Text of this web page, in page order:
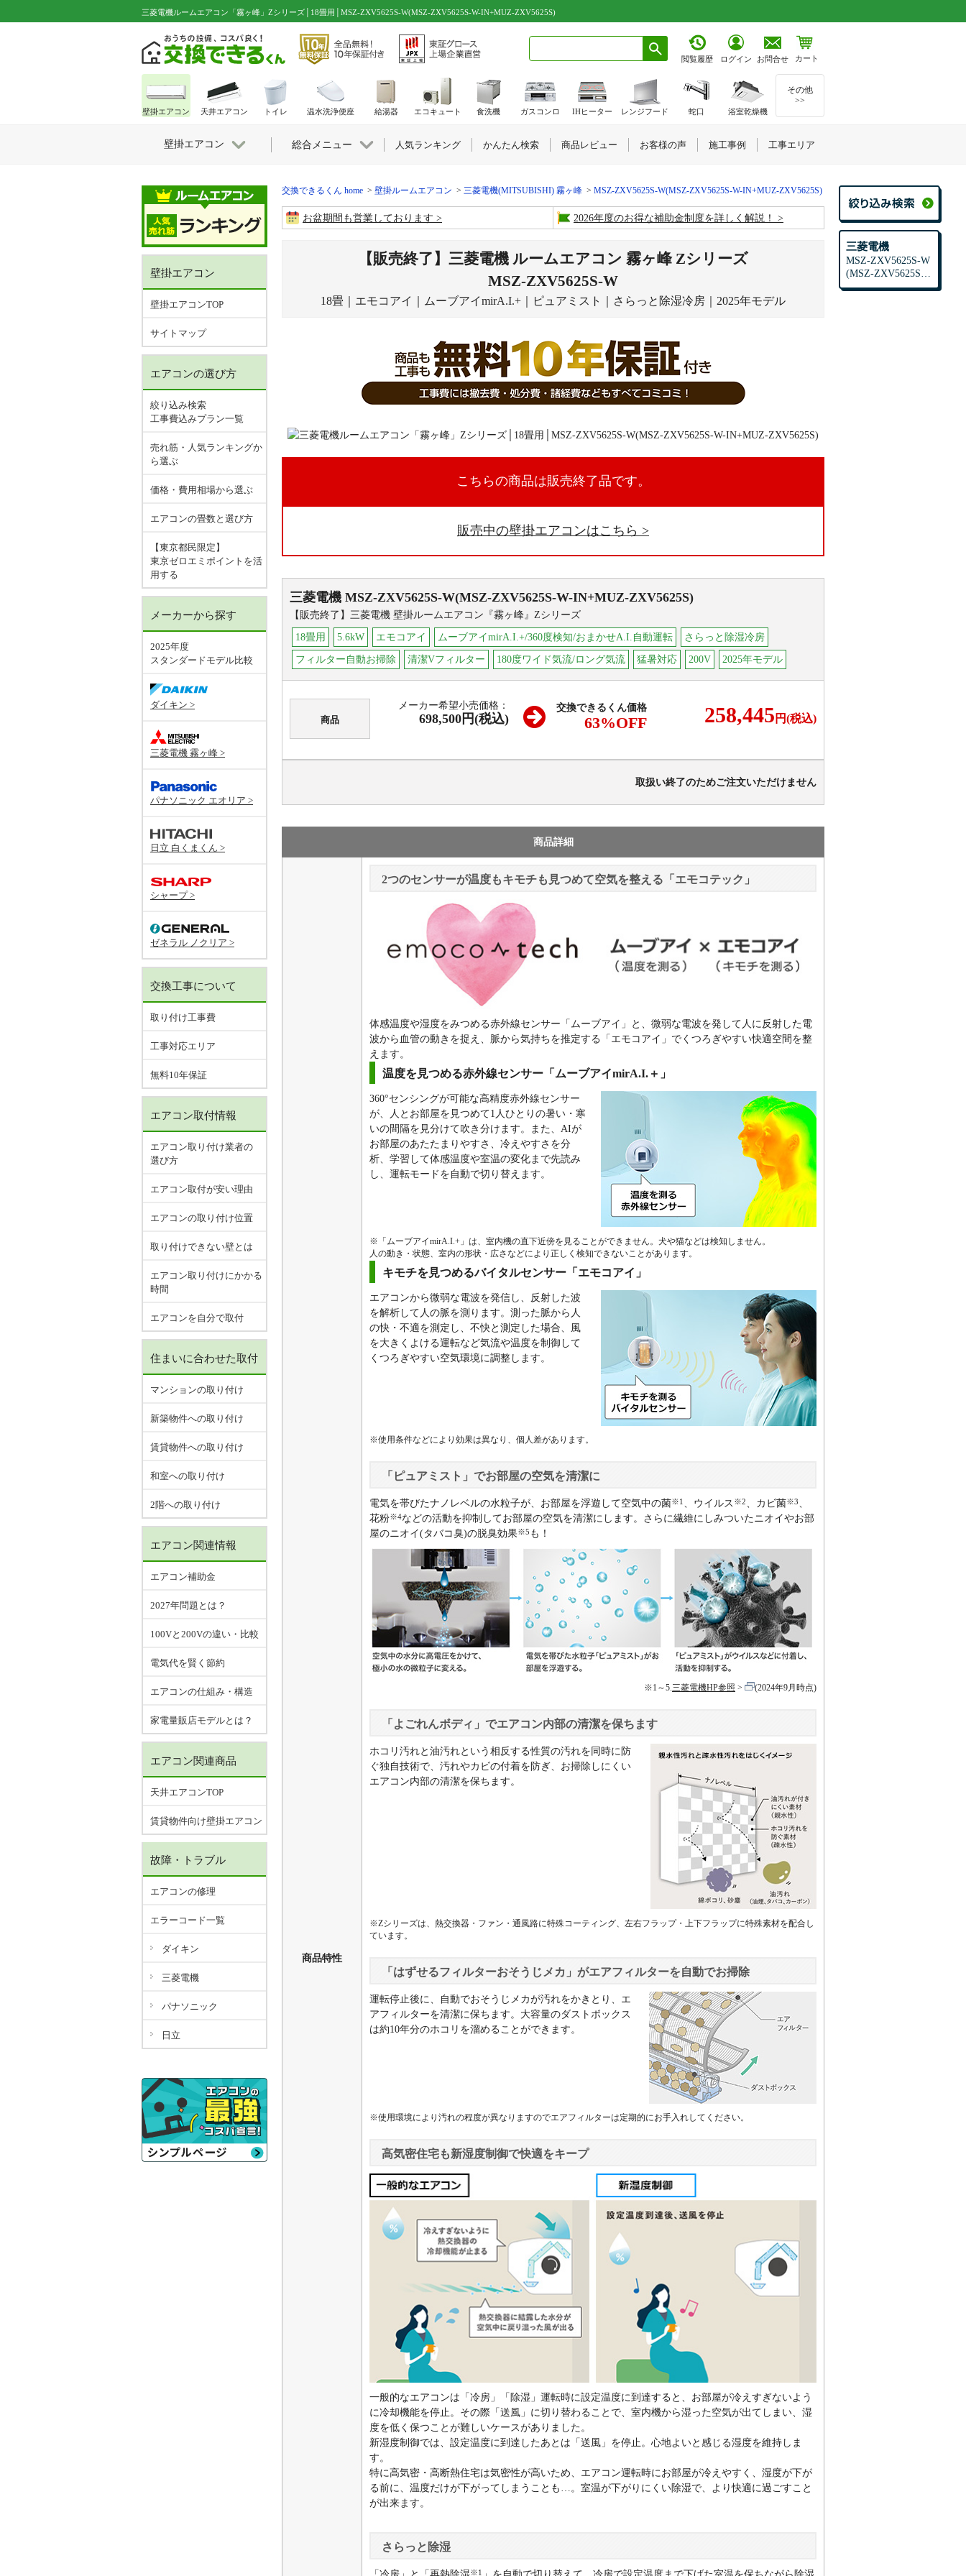
三菱電機
MSZ-ZXV5625S-W
(MSZ-ZXV5625S-
W-IN+MUZ-ZXV56
三菱電機ルームエアコン「霧ヶ峰」Zシリーズ│18畳用│MSZ-ZXV5625S-W(MSZ-ZXV5625S-W-IN+MUZ-ZXV5625S)
閲覧履歴 ログイン お問合せ カート
交換できるくん home 壁掛ルームエアコン 三菱電機(MITSUBISHI) 霧ヶ峰 MSZ-ZXV5625S-W(MSZ-ZXV5625S-W-IN+MUZ-ZXV5625S)
お盆期間も営業しております 2026年度のお得な補助金制度を詳しく解説！
【販売終了】三菱電機 ルームエアコン 霧ヶ峰 Zシリーズ
MSZ-ZXV5625S-W
18畳｜エモコアイ｜ムーブアイmirA.I.+｜ピュアミスト｜さらっと除湿冷房｜2025年モデル
こちらの商品は販売終了品です。
販売中の壁掛エアコンはこちら
三菱電機 MSZ-ZXV5625S-W(MSZ-ZXV5625S-W-IN+MUZ-ZXV5625S)
【販売終了】三菱電機 壁掛ルームエアコン『霧ヶ峰』Zシリーズ
18畳用 5.6kW エモコアイ ムーブアイmirA.I.+/360度検知/おまかせA.I.自動運転 さらっと除湿冷房
フィルター自動お掃除 清潔Vフィルター 180度ワイド気流/ロング気流 猛暑対応 200V 2025年モデル
商品
メーカー希望小売価格：
698,500円(税込)
交換できるくん価格
63%OFF 258,445 円(税込)
取扱い終了のためご注文いただけません
商品詳細
商品特性
2つのセンサーが温度もキモチも見つめて空気を整える「エモコテック」
体感温度や湿度をみつめる赤外線センサー「ムーブアイ」と、微弱な電波を発して人に反射した電
波から血管の動きを捉え、脈から気持ちを推定する「エモコアイ」でくつろぎやすい快適空間を整
えます。
温度を見つめる赤外線センサー「ムーブアイmirA.I.＋」
360°センシングが可能な高精度赤外線センサー
が、人とお部屋を見つめて1人ひとりの暑い・寒
いの間隔を見分けて吹き分けます。また、AIが
お部屋のあたたまりやすさ、冷えやすさを分
析、学習して体感温度や室温の変化まで先読み
し、運転モードを自動で切り替えます。
※「ムーブアイmirA.I.+」は、室内機の直下近傍を見ることができません。犬や猫などは検知しません。
人の動き・状態、室内の形状・広さなどにより正しく検知できないことがあります。
キモチを見つめるバイタルセンサー「エモコアイ」
エアコンから微弱な電波を発信し、反射した波
を解析して人の脈を測ります。測った脈から人
の快・不適を測定し、不快と測定した場合、風
を大きくよける運転など気流や温度を制御して
くつろぎやすい空気環境に調整します。
※使用条件などにより効果は異なり、個人差があります。
「ピュアミスト」でお部屋の空気を清潔に
電気を帯びたナノレベルの水粒子が、お部屋を浮遊して空気中の菌※1 、ウイルス ※2、カビ菌※3、
花粉※4などの活動を抑制してお部屋の空気を清潔にします。さらに繊維にしみついたニオイやお部
屋のニオイ(タバコ臭)の脱臭効果※5 も！
※1～5.三菱電機HP参照 (2024年9月時点)
「よごれんボディ」でエアコン内部の清潔を保ちます
ホコリ汚れと油汚れという相反する性質の汚れを同時に防
ぐ独自技術で、汚れやカビの付着を防ぎ、お掃除しにくい
エアコン内部の清潔を保ちます。
※Zシリーズは、熱交換器・ファン・通風路に特殊コーティング、左右フラップ・上下フラップに特殊素材を配合し
ています。
「はずせるフィルターおそうじメカ」がエアフィルターを自動でお掃除
運転停止後に、自動でおそうじメカが汚れをかきとり、エ
アフィルターを清潔に保ちます。大容量のダストボックス
は約10年分のホコリを溜めることができます。
※使用環境により汚れの程度が異なりますのでエアフィルターは定期的にお手入れしてください。
高気密住宅も新湿度制御で快適をキープ
一般的なエアコンは「冷房」「除湿」運転時に設定温度に到達すると、お部屋が冷えすぎないよう
に冷却機能を停止。その際「送風」に切り替わることで、室内機から湿った空気が出てしまい、湿
度を低く保つことが難しいケースがありました。
新湿度制御では、設定温度に到達したあとは「送風」を停止。心地よいと感じる湿度を維持しま
す。
特に高気密・高断熱住宅は気密性が高いため、エアコン運転時にお部屋が冷えやすく、湿度が下が
る前に、温度だけが下がってしまうことも…。室温が下がりにくい除湿で、より快適に過ごすこと
が出来ます。
さらっと除湿
※1
壁掛エアコン
壁掛エアコンTOP
サイトマップ
エアコンの選び方
絞り込み検索
工事費込みプラン一覧
売れ筋・人気ランキングか
ら選ぶ
価格・費用相場から選ぶ
エアコンの畳数と選び方
【東京都民限定】
東京ゼロエミポイントを活
用する
メーカーから探す
2025年度
スタンダードモデル比較
ダイキン >
三菱電機 霧ヶ峰 >
パナソニック エオリア >
日立 白くまくん >
シャープ >
ゼネラル ノクリア >
交換工事について
取り付け工事費
工事対応エリア
無料10年保証
エアコン取付情報
エアコン取り付け業者の
選び方
エアコン取付が安い理由
エアコンの取り付け位置
取り付けできない壁とは
エアコン取り付けにかかる
時間
エアコンを自分で取付
住まいに合わせた取付
マンションの取り付け
新築物件への取り付け
賃貸物件への取り付け
和室への取り付け
2階への取り付け
エアコン関連情報
エアコン補助金
2027年問題とは？
100Vと200Vの違い・比較
電気代を賢く節約
エアコンの仕組み・構造
家電量販店モデルとは？
エアコン関連商品
天井エアコンTOP
賃貸物件向け壁掛エアコン
故障・トラブル
エアコンの修理
エラーコード一覧
ダイキン
三菱電機
パナソニック
日立
壁掛エアコン 天井エアコン トイレ 温水洗浄便座 給湯器 エコキュート 食洗機 ガスコンロ IHヒーター レンジフード 蛇口 浴室乾燥機
その他
>>
壁掛エアコン 総合メニュー 人気ランキング かんたん検索 商品レビュー お客様の声 施工事例 工事エリア